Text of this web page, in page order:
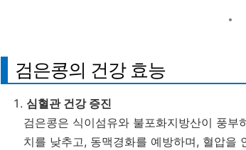
검은콩의 건강 효능
심혈관 건강 증진
검은콩은 식이섬유와 불포화지방산이 풍
치를 낮추고, 동맥경화를 예방하며, 혈압을